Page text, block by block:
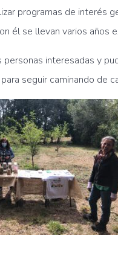
programas de interés
él se llevan varios
interesadas y
seguir caminando de